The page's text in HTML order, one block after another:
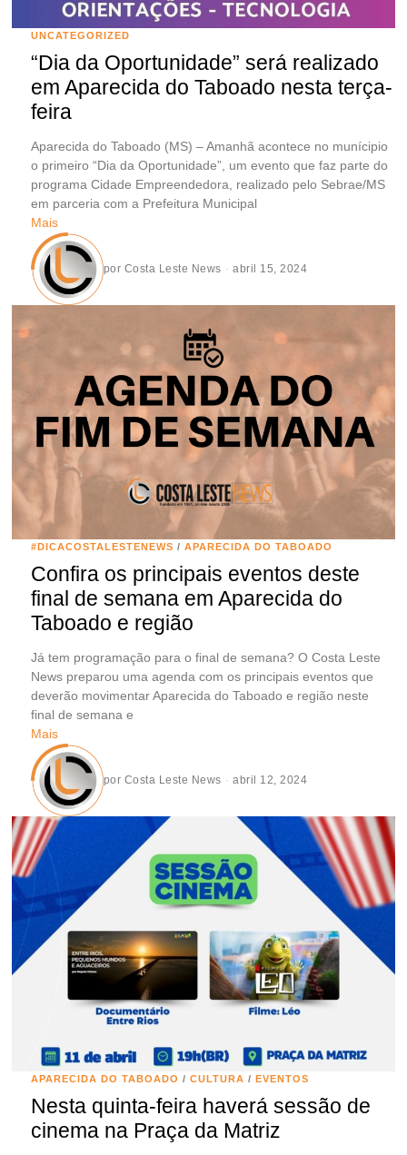
UNCATEGORIZED
“Dia da Oportunidade” será realizado
em Aparecida do Taboado nesta terça-
feira
Aparecida do Taboado (MS) – Amanhã acontece no munícipio
o primeiro “Dia da Oportunidade”, um evento que faz parte do
programa Cidade Empreendedora, realizado pelo Sebrae/MS
em parceria com a Prefeitura Municipal
Mais
por Costa Leste News abril 15, 2024
#DICACOSTALESTENEWS / APARECIDA DO TABOADO
Confira os principais eventos deste
final de semana em Aparecida do
Taboado e região
Já tem programação para o final de semana? O Costa Leste
News preparou uma agenda com os principais eventos que
deverão movimentar Aparecida do Taboado e região neste
final de semana e
Mais
por Costa Leste News abril 12, 2024
APARECIDA DO TABOADO / CULTURA / EVENTOS
Nesta quinta-feira haverá sessão de
cinema na Praça da Matriz